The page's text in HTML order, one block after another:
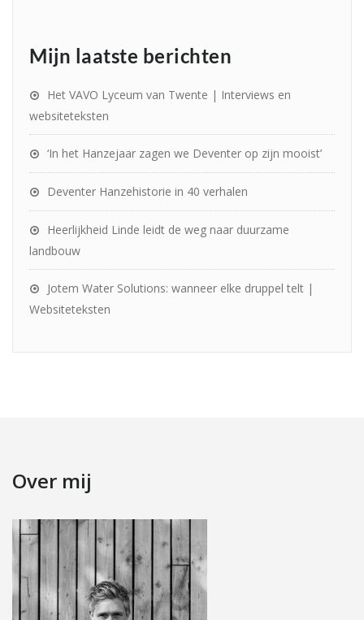
Mijn laatste berichten
Het VAVO Lyceum van Twente | Interviews en
websiteteksten
‘In het Hanzejaar zagen we Deventer op zijn mooist’
Deventer Hanzehistorie in 40 verhalen
Heerlijkheid Linde leidt de weg naar duurzame
landbouw
Jotem Water Solutions: wanneer elke druppel telt |
Websiteteksten
Over mij